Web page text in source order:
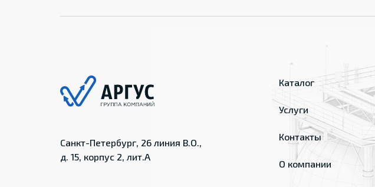
Санкт-Петербург, 26 линия В.О.,
д. 15, корпус 2, лит.А
Каталог
Услуги
Контакты
О компании